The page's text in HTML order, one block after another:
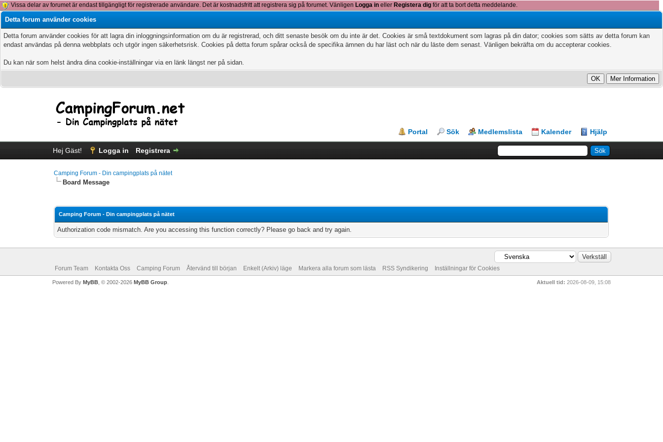
Vissa delar av forumet är endast tillgängligt för registrerade användare. Det är kostnadsfritt att registrera sig på forumet. Vänligen Logga in eller Registera dig för att ta bort detta meddelande.
Detta forum använder cookies
Detta forum använder cookies för att lagra din inloggningsinformation om du är registrerad, och ditt senaste besök om du inte är det. Cookies är små textdokument som lagras på din dator; cookies som sätts av detta forum kan
endast användas på denna webbplats och utgör ingen säkerhetsrisk. Cookies på detta forum spårar också de specifika ämnen du har läst och när du läste dem senast. Vänligen bekräfta om du accepterar cookies.
Du kan när som helst ändra dina cookie-inställningar via en länk längst ner på sidan.
Portal Sök Medlemslista Kalender Hjälp
Hej Gäst! Logga in Registrera
Camping Forum - Din campingplats på nätet
Board Message
Camping Forum - Din campingplats på nätet
Authorization code mismatch. Are you accessing this function correctly? Please go back and try again.
Forum Team Kontakta Oss Camping Forum Återvänd till början Enkelt (Arkiv) läge Markera alla forum som lästa RSS Syndikering Inställningar för Cookies
Aktuell tid: 2026-08-09, 15:08
Powered By MyBB, © 2002-2026 MyBB Group.